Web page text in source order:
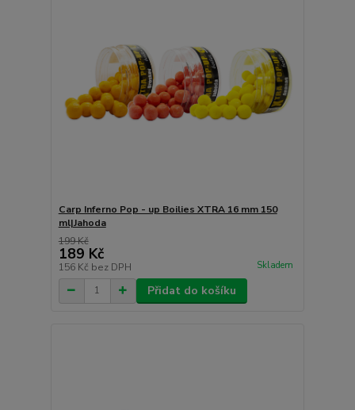
Carp Inferno Pop - up Boilies XTRA 16 mm 150
ml|Jahoda
199 Kč
189 Kč
156 Kč bez DPH Skladem
Přidat do košíku